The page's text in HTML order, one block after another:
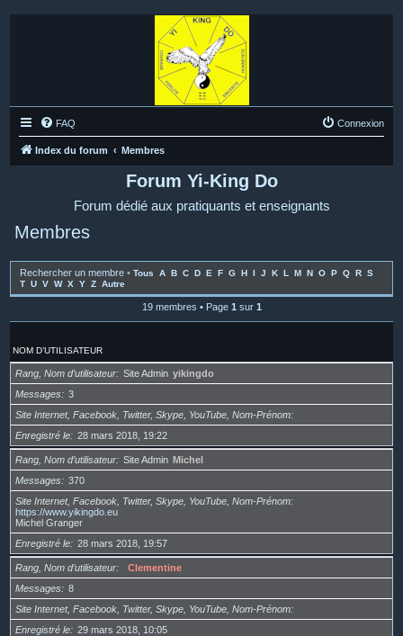
FAQ Connexion
Index du forum Membres
Forum Yi-King Do
Forum dédié aux pratiquants et enseignants
Membres
Rechercher un membre • Tous A B C D E F G H I J K L M N O P Q R S
T U V W X Y Z Autre
19 membres • Page 1 sur 1
NOM D’UTILISATEUR
Rang, Nom d’utilisateur Site Admin yikingdo
Messages
3
Site Internet, Facebook, Twitter, Skype, YouTube, Nom-Prénom
Enregistré le
28 mars 2018, 19:22
Rang, Nom d’utilisateur Site Admin Michel
Messages
370
Site Internet, Facebook, Twitter, Skype, YouTube, Nom-Prénom
https://www.yikingdo.eu
Michel Granger
Enregistré le
28 mars 2018, 19:57
Rang, Nom d’utilisateur
Clementine
Messages
8
Site Internet, Facebook, Twitter, Skype, YouTube, Nom-Prénom
Enregistré le
29 mars 2018, 10:05